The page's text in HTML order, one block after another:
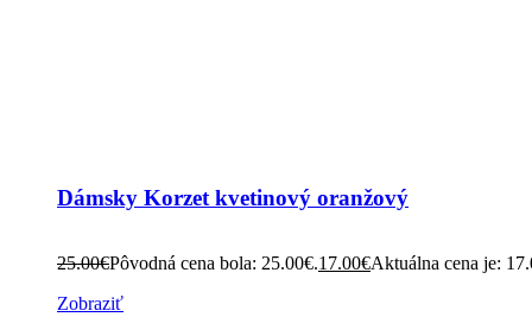
Dámsky Korzet kvetinový oranžový
25.00€Pôvodná cena bola: 25.00€.17.00€Aktuálna cena je:
Zobraziť